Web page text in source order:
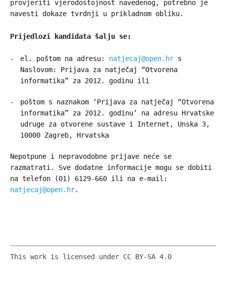
provjeriti vjerodostojnost navedenog, potrebno je
navesti dokaze tvrdnji u prikladnom obliku.
Prijedlozi kandidata šalju se:
el. poštom na adresu: natjecaj@open.hr s
Naslovom: Prijava za natječaj “Otvorena
informatika” za 2012. godinu ili
poštom s naznakom ‘Prijava za natječaj “Otvorena
informatika” za 2012. godinu’ na adresu Hrvatske
udruge za otvorene sustave i Internet, Unska 3,
10000 Zagreb, Hrvatska
Nepotpune i nepravodobne prijave neće se
razmatrati. Sve dodatne informacije mogu se dobiti
na telefon (01) 6129-660 ili na e-mail:
natjecaj@open.hr.
This work is licensed under CC BY-SA 4.0